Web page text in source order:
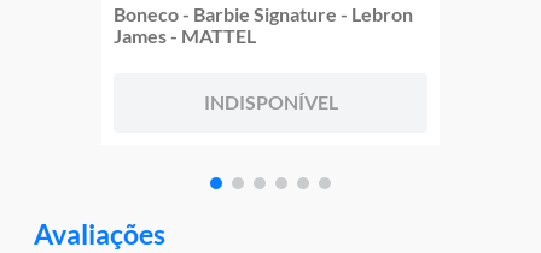
Boneco - Barbie Signature - Lebron
James - MATTEL
INDISPONÍVEL
Avaliações